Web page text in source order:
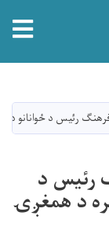
رئیس د ځوانانو د
رئیس د
د همغږۍ